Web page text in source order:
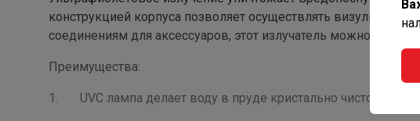
конструкцией корпуса позволяет осуществлять визульный
соединениям для аксессуаров, этот излучатель можно
Преимущества:
1. UVC лампа делает воду в пруде кристально чистой и